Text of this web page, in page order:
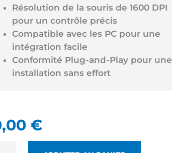
Résolution de la souris de 1600 DPI
pour un contrôle précis
Compatible avec les PC pour une
intégration facile
Conformité Plug-and-Play pour une
installation sans effort
€